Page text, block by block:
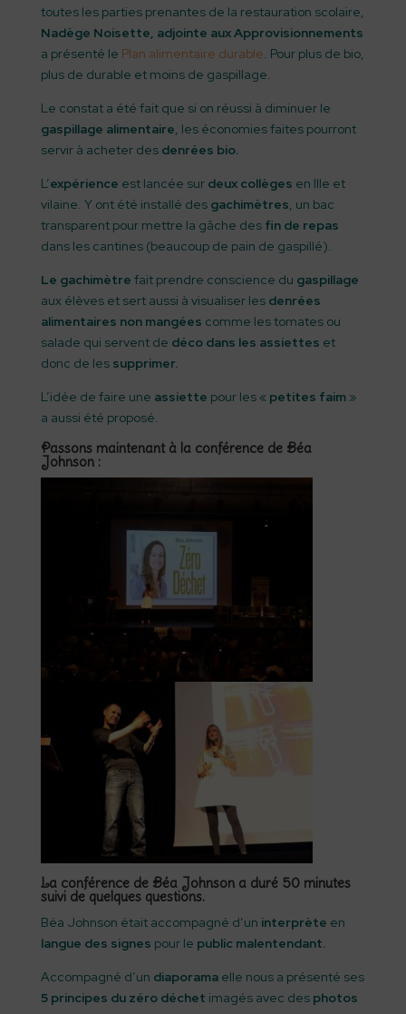
toutes les parties prenantes de la restauration scolaire,
Nadège Noisette, adjointe aux Approvisionnements
a présenté le Plan alimentaire durable. Pour plus de bio,
plus de durable et moins de gaspillage.
Le constat a été fait que si on réussi à diminuer le
gaspillage alimentaire, les économies faites pourront
servir à acheter des denrées bio.
L’expérience est lancée surdeux collèges en Ille et
vilaine. Y ont été installé des gachimètres, un bac
transparent pour mettre la gâche desfin de repas
dans les cantines (beaucoup de pain de gaspillé).
Le gachimètre fait prendre conscience du gaspillage
aux élèves et sert aussi à visualiser les denrées
alimentaires non mangées comme les tomates ou
salade qui servent de déco dans les assiettes et
donc de les supprimer.
L’idée de faire une assiette pour les « petites faim»
a aussi été proposé.
Passons maintenant à la conférence de Béa
Johnson :
La conférence de Béa Johnson a duré 50 minutes
suivi de quelques questions.
Béa Johnson était accompagné d’un interprète en
langue des signes pour le public malentendant.
Accompagné d’un diaporamaelle nous a présenté ses
5 principes du zéro déchet imagés avec des photos